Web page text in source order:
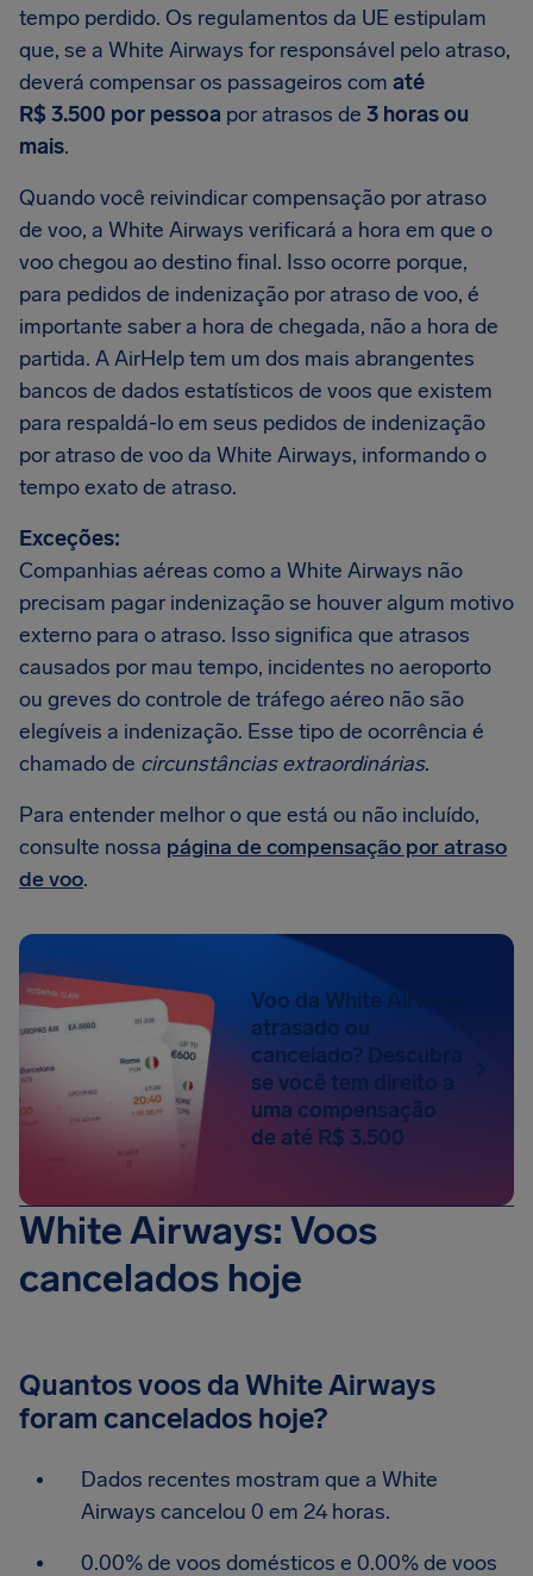
tempo perdido. Os regulamentos da UE estipulam
que, se a White Airways for responsável pelo atraso,
deverá compensar os passageiros com até
R$ 3.500 por pessoa por atrasos de 3 horas ou
mais.
Quando você reivindicar compensação por atraso
de voo, a White Airways verificará a hora em que o
voo chegou ao destino final. Isso ocorre porque,
para pedidos de indenização por atraso de voo, é
importante saber a hora de chegada, não a hora de
partida. A AirHelp tem um dos mais abrangentes
bancos de dados estatísticos de voos que existem
para respaldá-lo em seus pedidos de indenização
por atraso de voo da White Airways, informando o
tempo exato de atraso.
Exceções:
Companhias aéreas como a White Airways não
precisam pagar indenização se houver algum motivo
externo para o atraso. Isso significa que atrasos
causados por mau tempo, incidentes no aeroporto
ou greves do controle de tráfego aéreo não são
elegíveis a indenização. Esse tipo de ocorrência é
chamado de circunstâncias extraordinárias.
Para entender melhor o que está ou não incluído,
consulte nossa página de compensação por atraso
de voo.
Voo da White Airways
atrasado ou
cancelado? Descubra
se você tem direito a
uma compensação
de até R$ 3.500
White Airways: Voos
cancelados hoje
Quantos voos da White Airways
foram cancelados hoje?
Dados recentes mostram que a White
Airways cancelou 0 em 24 horas.
0.00% de voos domésticos e 0.00% de voos